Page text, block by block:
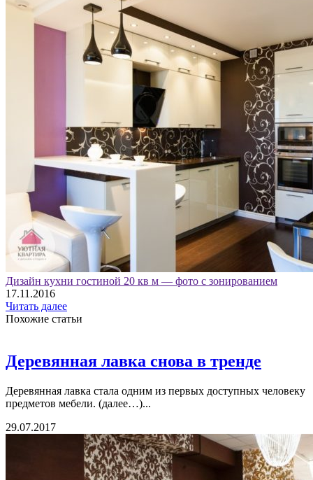
Дизайн кухни гостиной 20 кв м — фото с зонированием
17.11.2016
Читать далее
Похожие статьи
Деревянная лавка снова в тренде
Деревянная лавка стала одним из первых доступных человеку
предметов мебели. (далее…)...
29.07.2017